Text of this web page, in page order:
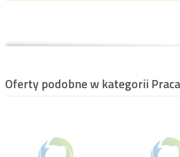
Oferty podobne w kategorii Praca